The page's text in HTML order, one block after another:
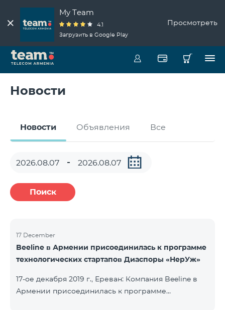
My Team
4.1
Загрузить в Google Play
Просмотреть
Новости
Новости Объявления Все
Поиск
17 December
Beeline в Армении присоединилась к программе
технологических стартапов Диаспоры «НерУж»
17-ое декабря 2019 г., Ереван: Компания Beeline в
Армении присоединилась к программе